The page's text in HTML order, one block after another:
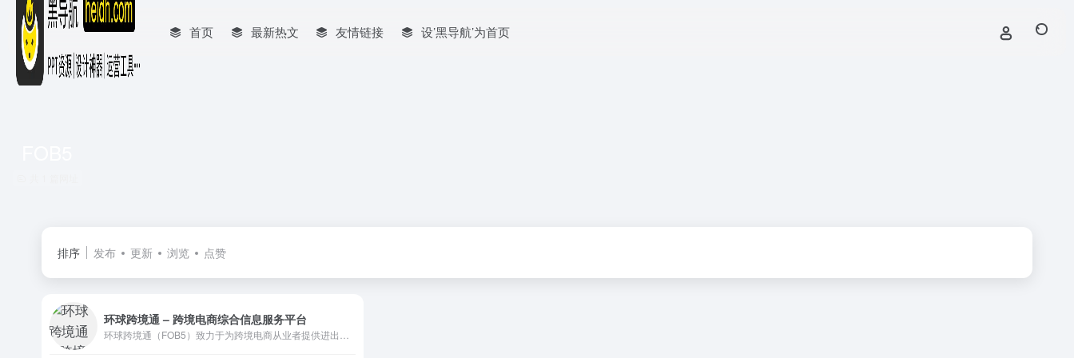
首页 最新热文 友情链接 设’黑导航’为首页
排序 发布 更新 浏览 点赞
环球跨境通 – 跨境电商综合信息服务平台